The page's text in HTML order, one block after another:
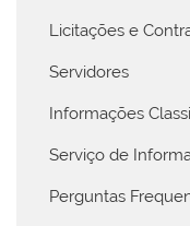
Licitações e
Servidores
Informações
Serviço de
Perguntas